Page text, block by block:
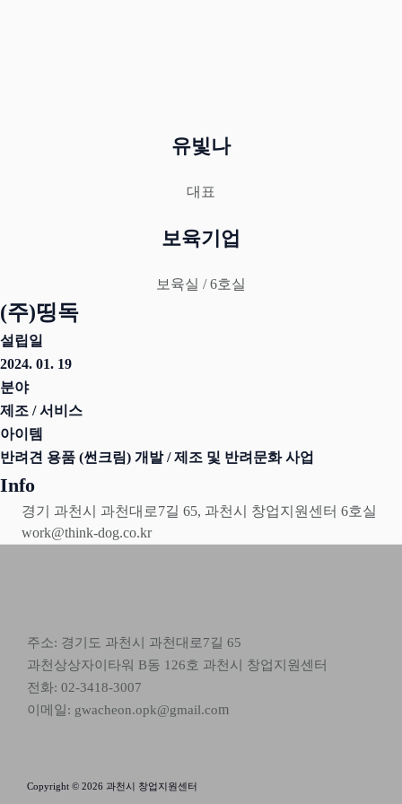
유빛나
대표
보육기업
보육실 / 6호실
(주)띵독
설립일
2024. 01. 19
분야
제조 / 서비스
아이템
반려견 용품 (썬크림) 개발 / 제조 및 반려문화 사업
Info
경기 과천시 과천대로7길 65, 과천시 창업지원센터 6호실
work@think-dog.co.kr
주소: 경기도 과천시 과천대로7길 65
과천상상자이타워 B동 126호 과천시 창업지원센터
전화: 02-3418-3007
이메일: gwacheon.opk@gmail.com
Copyright © 2026 과천시 창업지원센터